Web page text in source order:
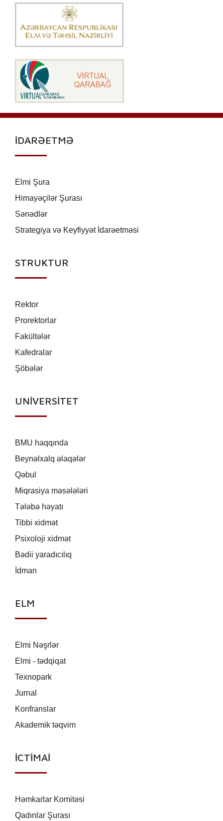
İDARƏETMƏ
Elmi Şura
Himayəçilər Şurası
Sənədlər
Strategiya və Keyfiyyət İdarəetməsi
STRUKTUR
Rektor
Prorektorlar
Fakültələr
Kafedralar
Şöbələr
UNİVERSİTET
BMU haqqında
Beynəlxalq əlaqələr
Qəbul
Miqrasiya məsələləri
Tələbə həyatı
Tibbi xidmət
Psixoloji xidmət
Bədii yaradıcılıq
İdman
ELM
Elmi Nəşrlər
Elmi - tədqiqat
Texnopark
Jurnal
Konfranslar
Akademik təqvim
İCTİMAİ
Həmkarlar Komitəsi
Qadınlar Şurası